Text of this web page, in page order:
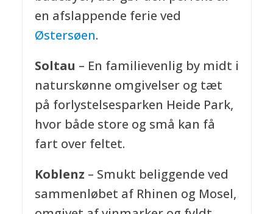
en afslappende ferie ved
Østersøen.
Soltau – En familievenlig by midt i
naturskønne omgivelser og tæt
på forlystelsesparken Heide Park,
hvor både store og små kan få
fart over feltet.
Koblenz – Smukt beliggende ved
sammenløbet af Rhinen og Mosel,